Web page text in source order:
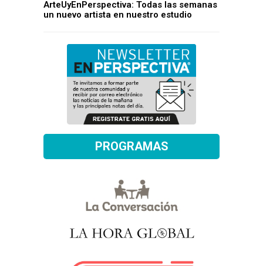
ArteUyEnPerspectiva: Todas las semanas
un nuevo artista en nuestro estudio
PROGRAMAS